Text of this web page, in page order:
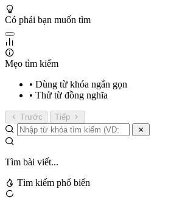
Có phải bạn muốn tìm
Mẹo tìm kiếm
• Dùng từ khóa ngắn gọn
• Thử từ đồng nghĩa
Trước Tiếp
Tìm bài viết...
Tìm kiếm phổ biến